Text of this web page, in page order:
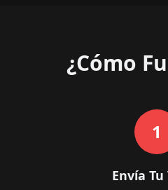
¿Cómo
1
Envía